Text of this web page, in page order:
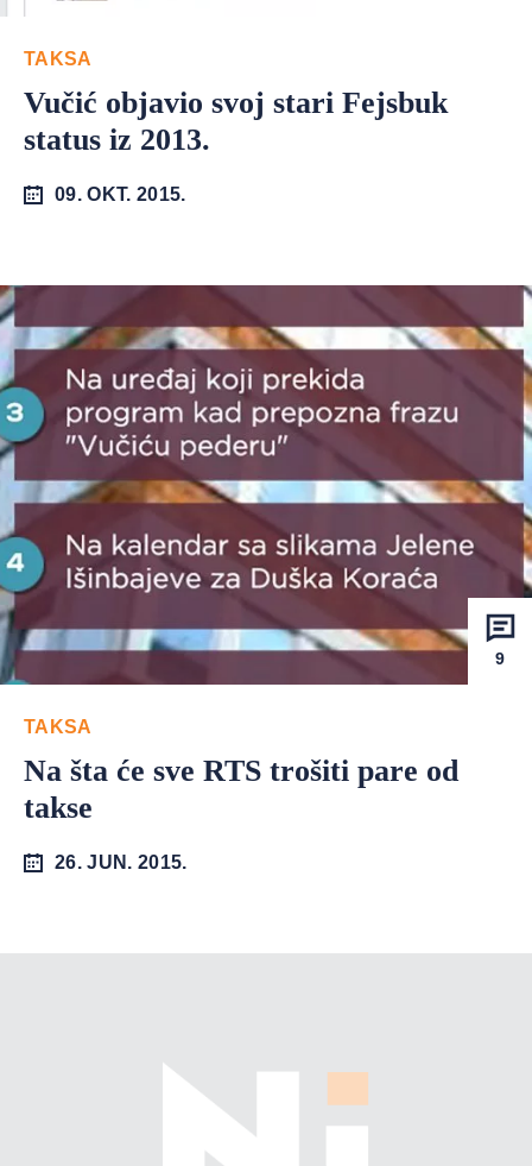
TAKSA
Vučić objavio svoj stari Fejsbuk
status iz 2013.
09. OKT. 2015.
9
TAKSA
Na šta će sve RTS trošiti pare od
takse
26. JUN. 2015.